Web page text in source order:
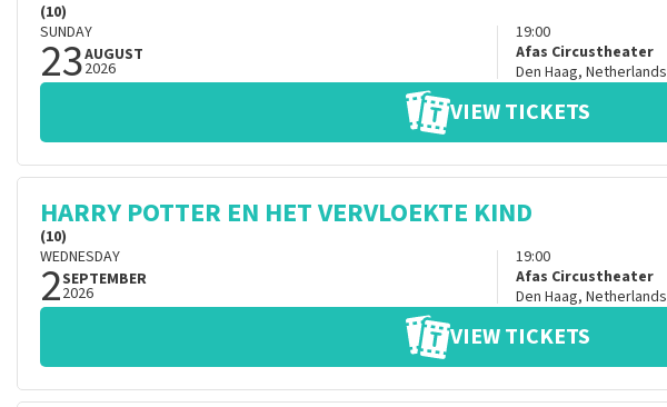
(10)
SUNDAY
23AUGUST
2026
19:00
Afas Circustheater
Den Haag, Netherlands
VIEW TICKETS
HARRY POTTER EN HET VERVLOEKTE KIND
(10)
WEDNESDAY
2SEPTEMBER
2026
19:00
Afas Circustheater
Den Haag, Netherlands
VIEW TICKETS